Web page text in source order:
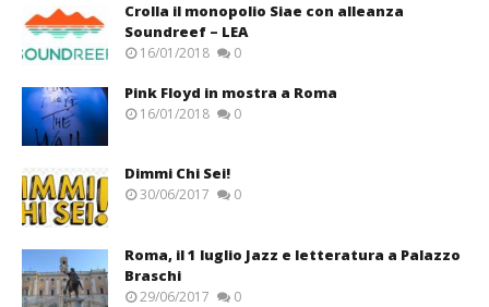
Crolla il monopolio Siae con alleanza
Soundreef – LEA
16/01/2018 0
Pink Floyd in mostra a Roma
16/01/2018 0
Dimmi Chi Sei!
30/06/2017 0
Roma, il 1 luglio Jazz e letteratura a Palazzo
Braschi
29/06/2017 0